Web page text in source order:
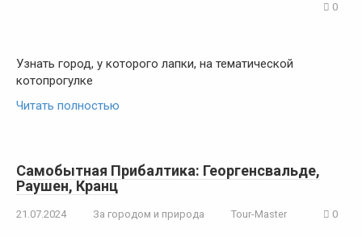
0
Узнать город, у которого лапки, на тематической
котопрогулке
Читать полностью
Самобытная Прибалтика: Георгенсвальде,
Раушен, Кранц
21.07.2024 За городом и природа Tour-Master 0